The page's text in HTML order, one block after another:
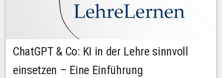
ChatGPT & Co: KI in der Lehre sinnvoll
einsetzen – Eine Einführung